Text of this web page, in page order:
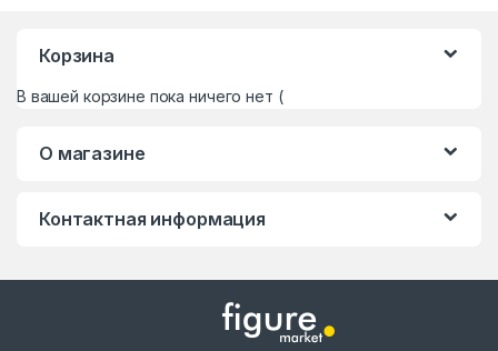
Корзина
В вашей корзине пока ничего нет (
О магазине
Контактная информация